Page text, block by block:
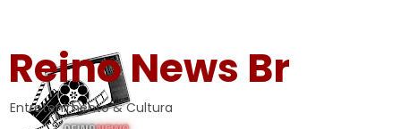
Reino News Br
Entretenimento & Cultura